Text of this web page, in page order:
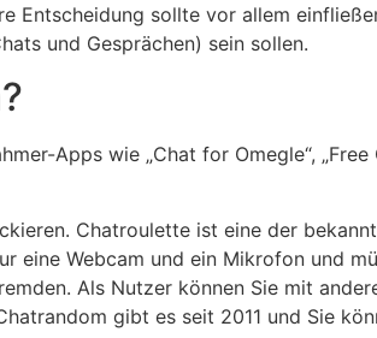
Entscheidung sollte vor allem
und Gesprächen) sein sollen.
Apps wie „Chat for Omegle“, „Free
Chatroulette ist eine der
eine Webcam und ein Mikrofon und
Als Nutzer können Sie mit
gibt es seit 2011 und Sie